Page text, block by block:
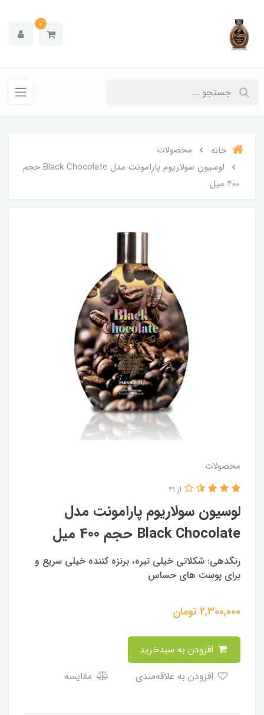
0
خانه
محصولات
لوسیون سولاریوم پارامونت مدل Black Chocolate حجم
400 میل
محصولات
لوسیون سولاریوم پارامونت مدل
Black Chocolate حجم 400 میل
از 41
رنگدهی: شكلاتى خيلى تيره، برنزه كننده خيلى سريع و
براى پوست هاى حساس
2,300,000تومان
مقایسه